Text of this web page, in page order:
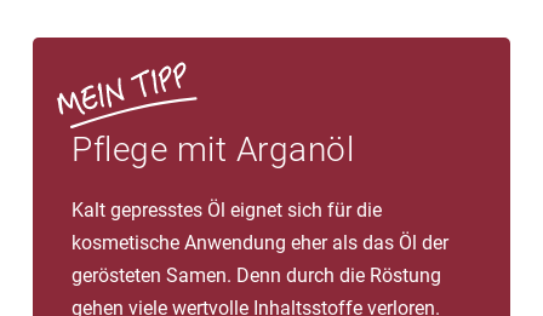
Pflege mit Arganöl
Kalt gepresstes Öl eignet sich für die
kosmetische Anwendung eher als das Öl der
gerösteten Samen. Denn durch die Röstung
gehen viele wertvolle Inhaltsstoffe verloren.